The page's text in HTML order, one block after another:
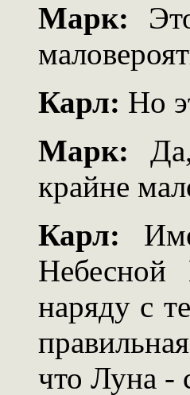
Марк:
Карл: Но
Марк:
крайне
Карл:
наряду с
что Луна -